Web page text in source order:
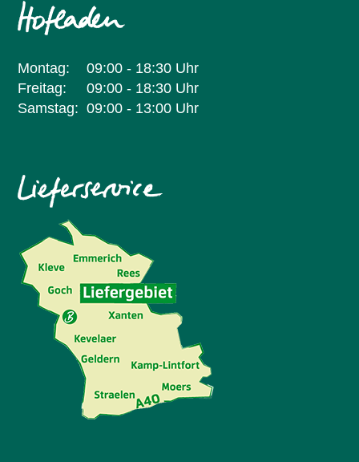
Montag:
09:00 - 18:30 Uhr
Freitag:
09:00 - 18:30 Uhr
Samstag: 09:00 - 13:00 Uhr